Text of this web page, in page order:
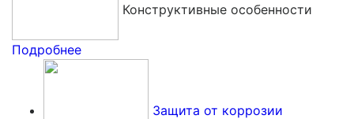
Конструктивные особенности
Подробнее
Защита от коррозии